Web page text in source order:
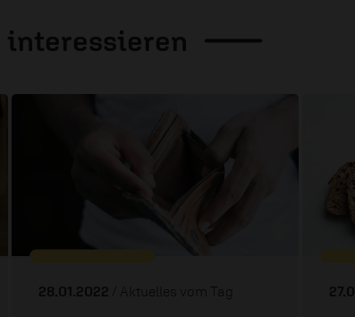
interessieren
28.01.2022 / Aktuelles vom Tag